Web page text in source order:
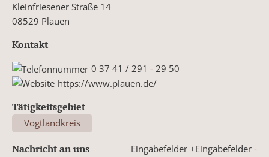
Kleinfriesener Straße 14
08529 Plauen
Kontakt
0 37 41 / 291 - 29 50
https://www.plauen.de/
Tätigkeitsgebiet
Vogtlandkreis
Nachricht an uns Eingabefelder -
Eingabefelder +